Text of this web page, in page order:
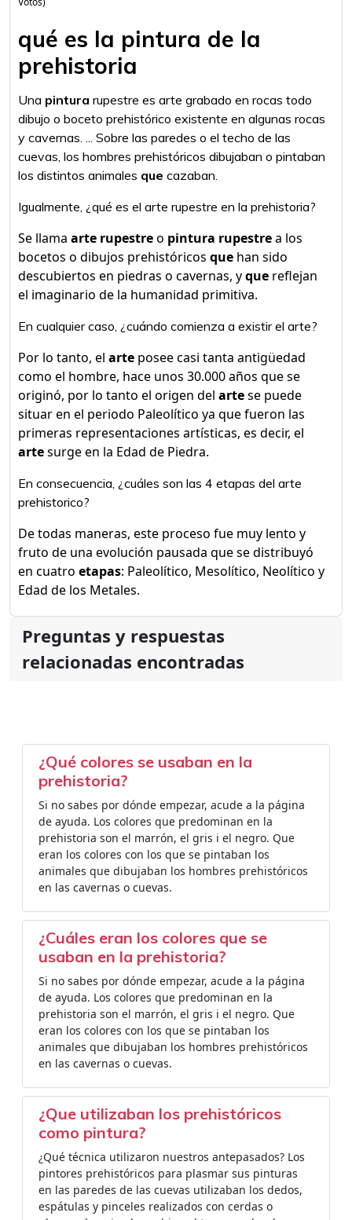
qué es la pintura de la
prehistoria
Una pintura rupestre es arte grabado en rocas todo
dibujo o boceto prehistórico existente en algunas rocas
y cavernas. ... Sobre las paredes o el techo de las
cuevas, los hombres prehistóricos dibujaban o pintaban
los distintos animales que cazaban.
Igualmente, ¿qué es el arte rupestre en la prehistoria?
Se llama arte rupestreo pintura rupestrea los
bocetos o dibujos prehistóricos que han sido
descubiertos en piedras o cavernas, yque reflejan
el imaginario de la humanidad primitiva.
En cualquier caso, ¿cuándo comienza a existir el arte?
Por lo tanto, el arte posee casi tanta antigüedad
como el hombre, hace unos 30.000 años que se
originó, por lo tanto el origen del artese puede
situar en el periodo Paleolítico ya que fueron las
primeras representaciones artísticas, es decir, el
artesurge en la Edad de Piedra.
En consecuencia, ¿cuáles son las 4 etapas del arte
prehistorico?
De todas maneras, este proceso fue muy lento y
fruto de una evolución pausada que se distribuyó
en cuatro etapas: Paleolítico, Mesolítico, Neolítico y
Edad de los Metales.
Preguntas y respuestas
relacionadas encontradas
¿Qué colores se usaban en la
prehistoria?
Si no sabes por dónde empezar, acude a la página
de ayuda. Los colores que predominan en la
prehistoria son el marrón, el gris i el negro. Que
eran los colores con los que se pintaban los
animales que dibujaban los hombres prehistóricos
en las cavernas o cuevas.
¿Cuáles eran los colores que se
usaban en la prehistoria?
Si no sabes por dónde empezar, acude a la página
de ayuda. Los colores que predominan en la
prehistoria son el marrón, el gris i el negro. Que
eran los colores con los que se pintaban los
animales que dibujaban los hombres prehistóricos
en las cavernas o cuevas.
¿Que utilizaban los prehistóricos
como pintura?
¿Qué técnica utilizaron nuestros antepasados? Los
pintores prehistóricos para plasmar sus pinturas
en las paredes de las cuevas utilizaban los dedos,
espátulas y pinceles realizados con cerdas o